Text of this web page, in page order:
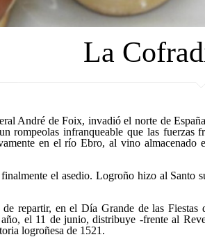
La
André de Foix, invadió el norte de
rompeolas infranqueable que las fuerzas
en el río Ebro, alvino almacenado
el asedio. Logroño hizo al Santo
de repartir, en elDía Grande de las Fiestas
año, el 11 de junio, distribuye -frente al
logroñesa de 1521.